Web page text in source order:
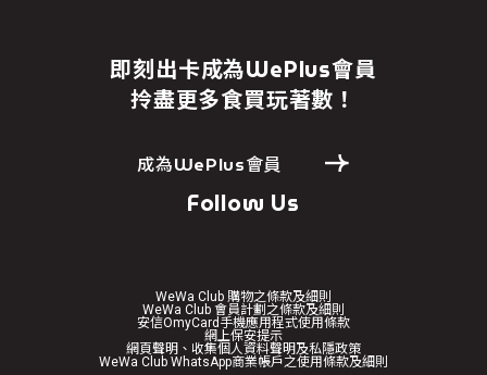
即刻出卡成為WePlus會員
拎盡更多食買玩著數！
成為WePlus會員
Follow Us
WeWa Club 購物之條款及細則
WeWa Club 會員計劃之條款及細則
安信OmyCard手機應用程式使用條款
網上保安提示
網頁聲明、收集個人資料聲明及私隱政策
WeWa Club WhatsApp商業帳戶之使用條款及細則